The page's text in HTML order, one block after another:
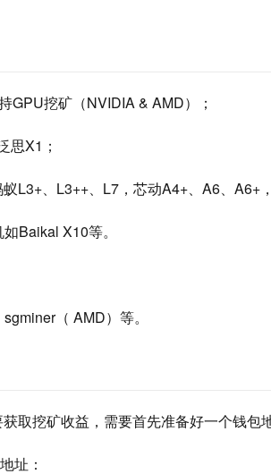
GPU挖矿（NVIDIA & AMD）；
思X1；
L3+、L3++、L7，芯动A4+、A6、A6+
Baikal X10等。
（ AMD）等。
取挖矿收益，需要首先准备好一个钱包地
址：